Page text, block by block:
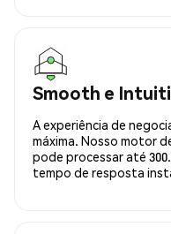
Smooth e
A experiência de
máxima. Nosso motor
pode processar até
tempo de resposta